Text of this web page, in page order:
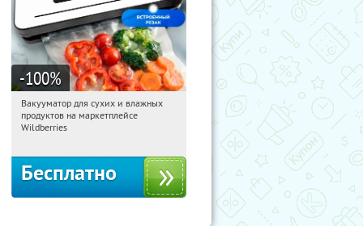
-100%
22:10:17 Получили:186
Россия
Вакууматор для сухих и влажных
продуктов на маркетплейсе
Wildberries
Бесплатно